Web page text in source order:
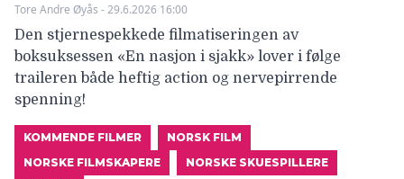
Tore Andre Øyås - 29.6.2026 16:00
Den stjernespekkede filmatiseringen av
boksuksessen «En nasjon i sjakk» lover i følge
traileren både heftig action og nervepirrende
spenning!
KOMMENDE FILMER
NORSK FILM
NORSKE FILMSKAPERE
NORSKE SKUESPILLERE